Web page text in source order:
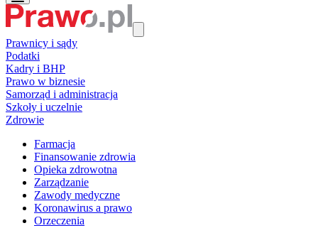
Prawnicy i sądy
Podatki
Kadry i BHP
Prawo w biznesie
Samorząd i administracja
Szkoły i uczelnie
Zdrowie
Farmacja
Finansowanie zdrowia
Opieka zdrowotna
Zarządzanie
Zawody medyczne
Koronawirus a prawo
Orzeczenia